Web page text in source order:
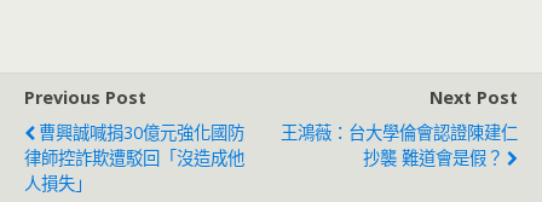
Previous Post
曹興誠喊捐30億元強化國防
律師控詐欺遭駁回「沒造成他
人損失」
Next Post
王鴻薇：台大學倫會認證陳建仁
抄襲 難道會是假？